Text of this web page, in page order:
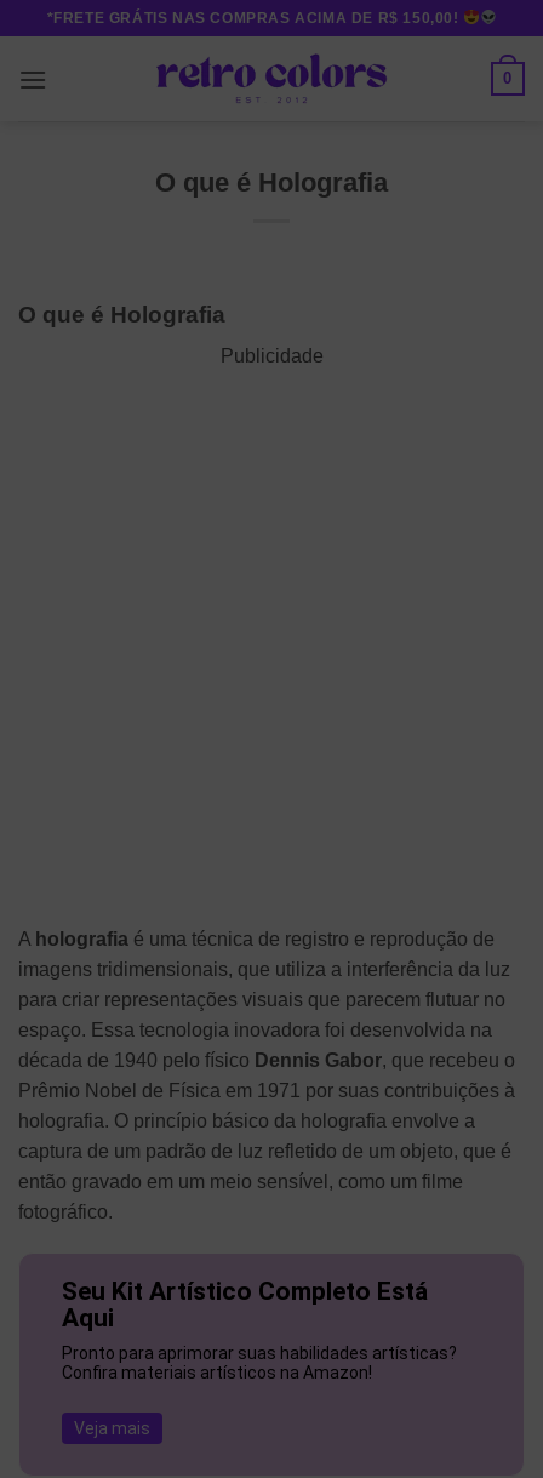
content
*FRETE GRÁTIS NAS COMPRAS ACIMA DE R$ 150,00!
0
O que é Holografia
O que é Holografia
Publicidade
A holografia é uma técnica de registro e reprodução de
imagens tridimensionais, que utiliza a interferência da luz
para criar representações visuais que parecem flutuar no
espaço. Essa tecnologia inovadora foi desenvolvida na
década de 1940 pelo físico Dennis Gabor, que recebeu o
Prêmio Nobel de Física em 1971 por suas contribuições à
holografia. O princípio básico da holografia envolve a
captura de um padrão de luz refletido de um objeto, que é
então gravado em um meio sensível, como um filme
fotográfico.
Seu Kit Artístico Completo Está
Aqui
Pronto para aprimorar suas habilidades artísticas?
Confira materiais artísticos na Amazon!
Veja mais